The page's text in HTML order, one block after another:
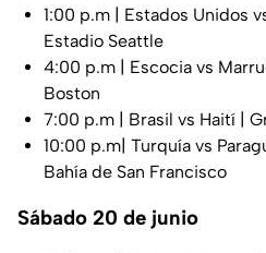
1:00 p.m | Estados Unidos
Estadio Seattle
4:00 p.m | Escocia vs
Boston
7:00 p.m | Brasil vs Haití |
10:00 p.m| Turquía vs
Bahía de San Francisco
Sábado 20 de junio